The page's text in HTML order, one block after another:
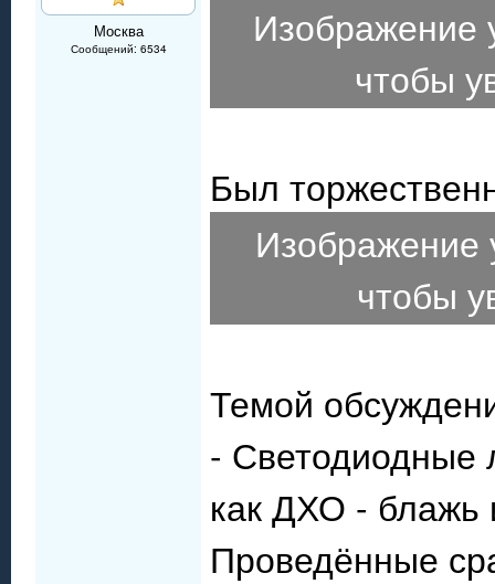
Москва
Сообщений: 6534
чтобы
Был
чтобы
Темой
- Светодиодные
как ДХО - блажь
Проведённые